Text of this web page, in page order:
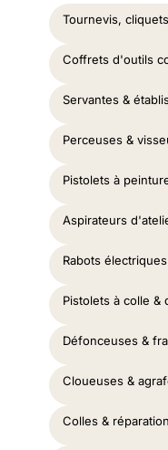
Tournevis,
Coffrets d'outils
Servantes &
Perceuses &
Pistolets à
Aspirateurs
Rabots électriques
Pistolets à colle &
Défonceuses &
Cloueuses &
Colles & réparation